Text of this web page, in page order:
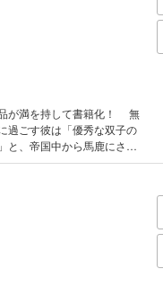
が満を持して書籍化！ 無
過ごす彼は「優秀な双子の
と、帝国中から馬鹿にされ
機が迫ったことで、遂に"本
いが、負けて殺される気
よる策略や交渉術、そして
という真の力とその地位
し皇子は、彼に尽くす国
最強皇子による縦横無尽